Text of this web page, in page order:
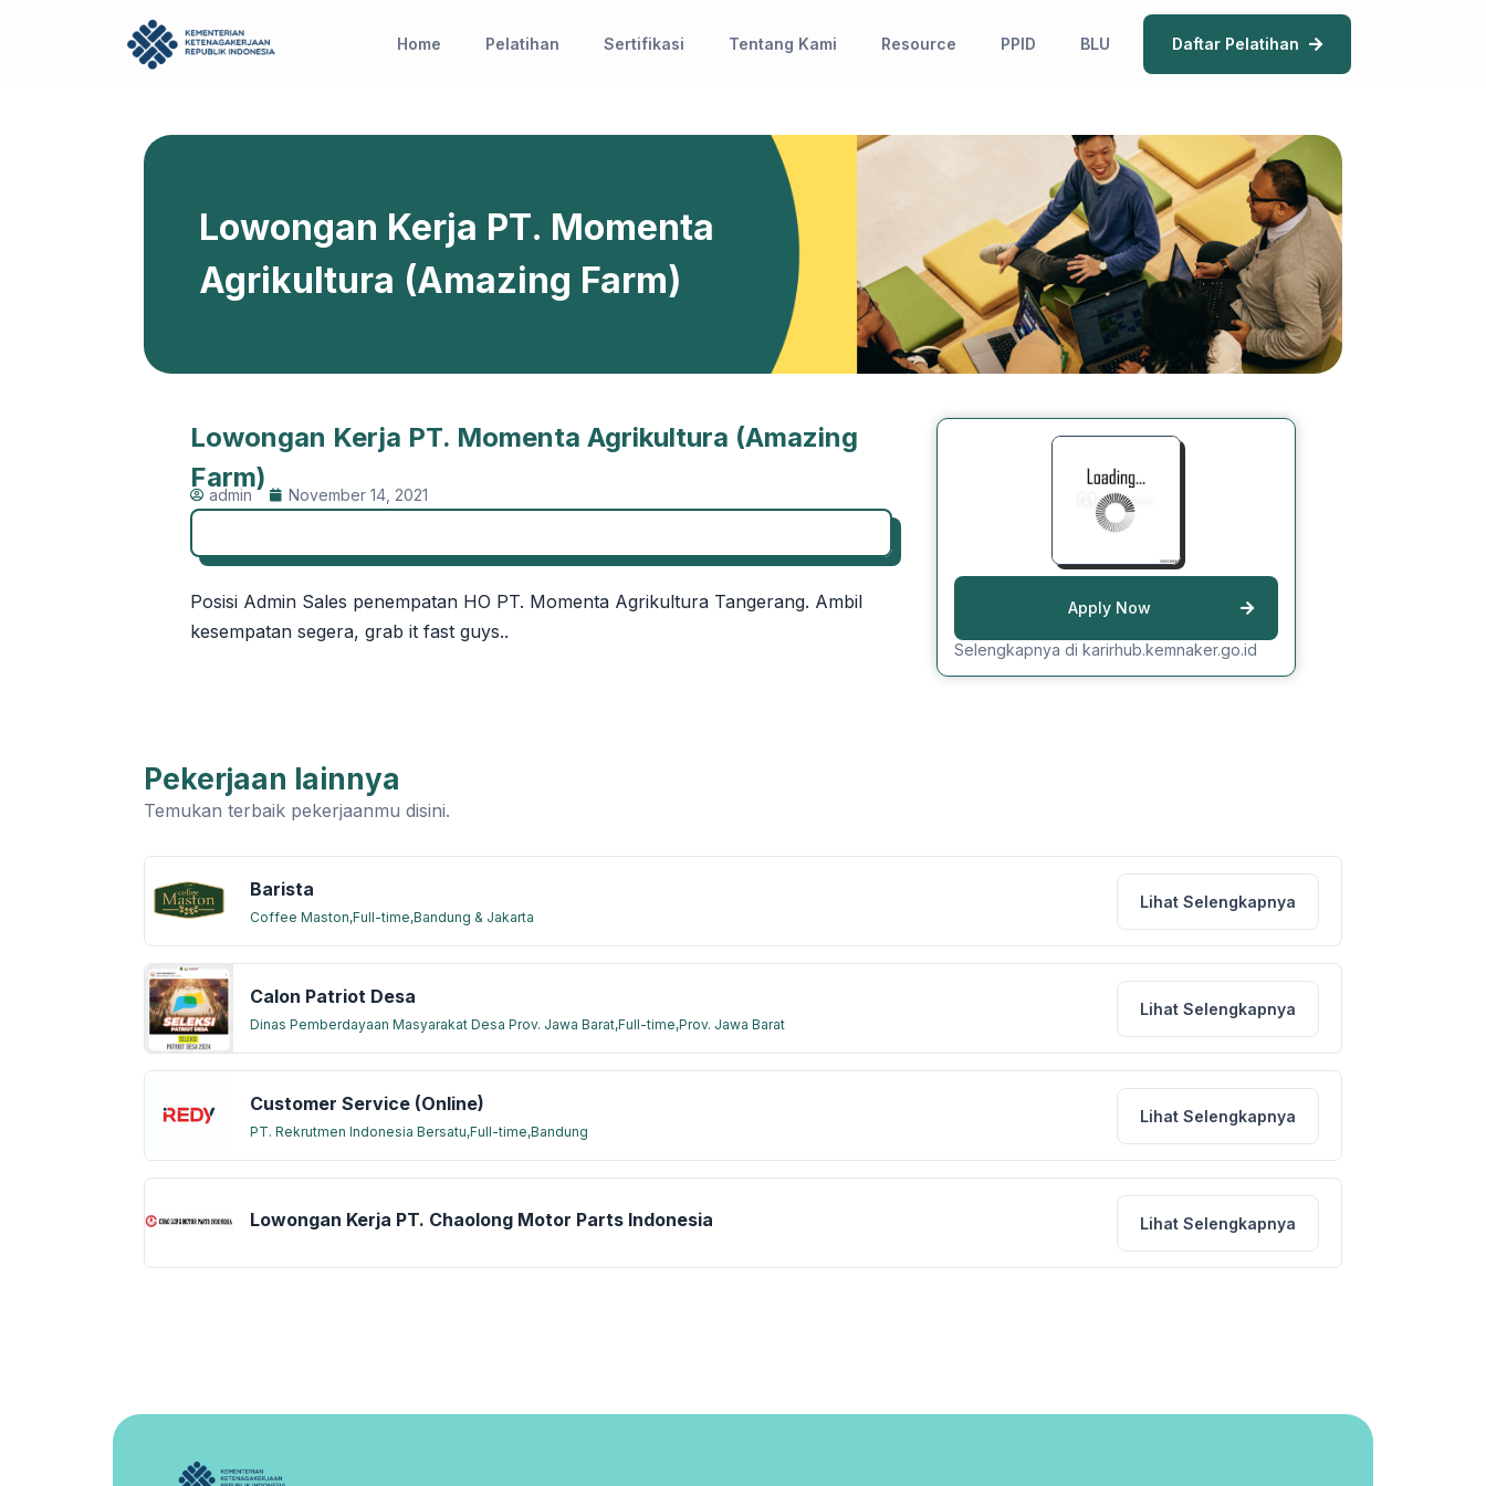
Home Pelatihan Sertifikasi Tentang Kami Resource PPID BLU Daftar Pelatihan
Lowongan Kerja PT. Momenta
Agrikultura (Amazing Farm)
Lowongan Kerja PT. Momenta Agrikultura (Amazing
Farm)
admin November 14, 2021
Posisi Admin Sales penempatan HO PT. Momenta Agrikultura Tangerang. Ambil
kesempatan segera, grab it fast guys..
Apply Now
Selengkapnya di karirhub.kemnaker.go.id
Pekerjaan lainnya
Temukan terbaik pekerjaanmu disini.
Barista
Coffee Maston,Full-time,Bandung & Jakarta
Lihat Selengkapnya
Calon Patriot Desa
Dinas Pemberdayaan Masyarakat Desa Prov. Jawa Barat,Full-time,Prov. Jawa Barat
Lihat Selengkapnya
Customer Service (Online)
PT. Rekrutmen Indonesia Bersatu,Full-time,Bandung
Lihat Selengkapnya
Lowongan Kerja PT. Chaolong Motor Parts Indonesia Lihat Selengkapnya